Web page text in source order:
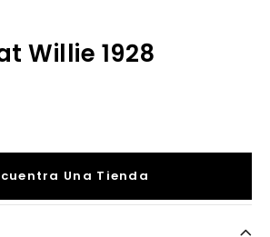
Willie 1928
Una Tienda